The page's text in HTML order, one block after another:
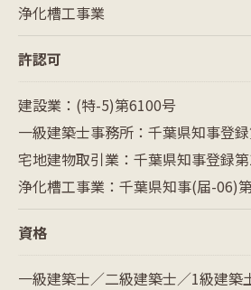
浄化槽工事業
許認可
建設業：(特-5)第6100号
一級建築士事務所：千葉県知事登
宅地建物取引業：千葉県知事登録
浄化槽工事業：千葉県知事(届-06)
資格
一級建築士／二級建築士／1級建築